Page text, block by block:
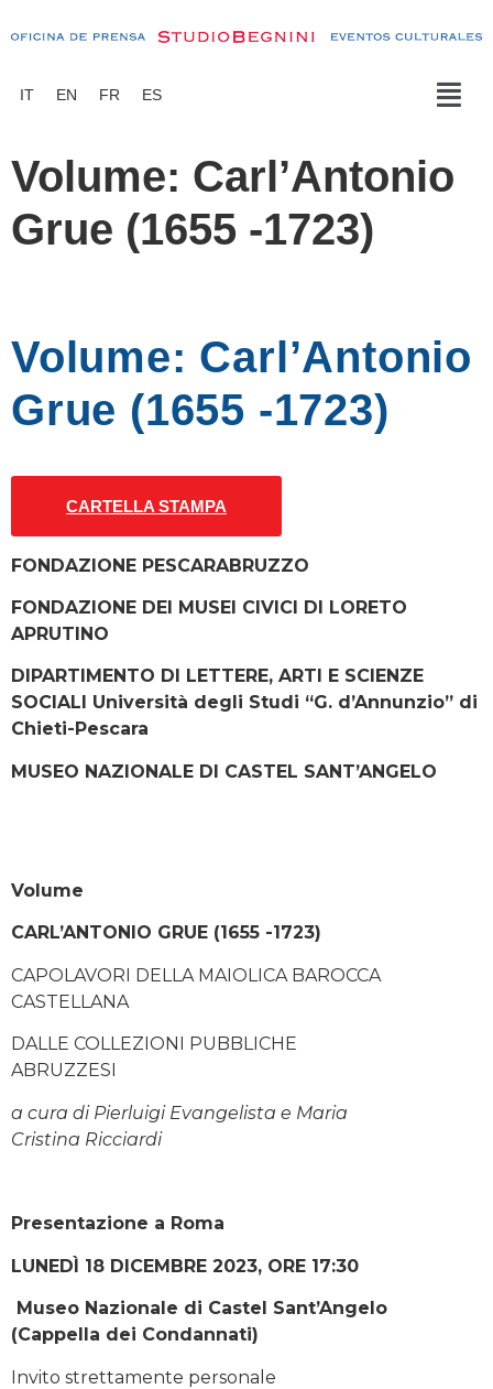
IT EN FR ES
Volume: Carl’Antonio
Grue (1655 -1723)
Volume: Carl’Antonio
Grue (1655 -1723)
CARTELLA STAMPA
FONDAZIONE PESCARABRUZZO
FONDAZIONE DEI MUSEI CIVICI DI LORETO
APRUTINO
DIPARTIMENTO DI LETTERE, ARTI E SCIENZE
SOCIALI Università degli Studi “G. d’Annunzio” di
Chieti-Pescara
MUSEO NAZIONALE DI CASTEL SANT’ANGELO
Volume
CARL’ANTONIO GRUE (1655 -1723)
CAPOLAVORI DELLA MAIOLICA BAROCCA
CASTELLANA
DALLE COLLEZIONI PUBBLICHE
ABRUZZESI
a cura di Pierluigi Evangelista e Maria
Cristina Ricciardi
Presentazione a Roma
LUNEDÌ 18 DICEMBRE 2023, ORE 17:30
Museo Nazionale di Castel Sant’Angelo
(Cappella dei Condannati)
Invito strettamente personale